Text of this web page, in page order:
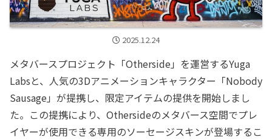
2025.12.24
メタバースプロジェクト「Otherside」を運営するYuga
Labsと、人気の3Dアニメーションキャラクター「Nobody
Sausage」が提携し、限定アイテムの提供を開始しまし
た。この提携により、Othersideのメタバース空間でプレ
イヤーが使用できる専用のソーセージスキンが登場するこ